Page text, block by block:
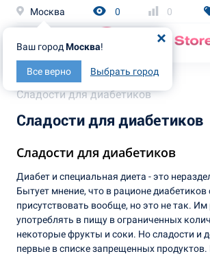
Москва
Ваш город Москва!
Все верно Выбрать город
0 0
Главная
Статьи
Сладости для диабетиков
Сладости для диабетиков
Сладости для диабетиков
Диабет и специальная диета - это
Бытует мнение, что в рационе
присутствовать вообще, но это не так.
употреблять в пищу в ограниченных
некоторые фрукты и соки. Но сладости и
первые в списке запрещенных